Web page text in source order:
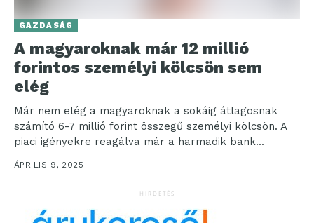
GAZDASÁG
A magyaroknak már 12 millió
forintos személyi kölcsön sem
elég
Már nem elég a magyaroknak a sokáig átlagosnak
számító 6-7 millió forint összegű személyi kölcsön. A
piaci igényekre reagálva már a harmadik bank...
ÁPRILIS 9, 2025
HIRDETÉS